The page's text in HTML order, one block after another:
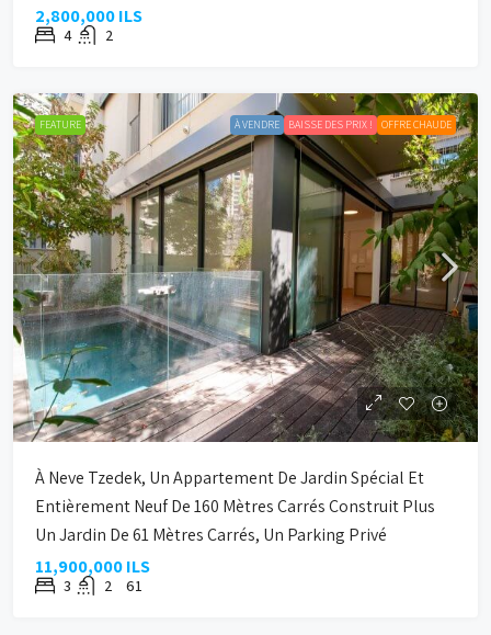
2,800,000 ILS
4 2
FEATURE À VENDRE BAISSE DES PRIX ! OFFRE CHAUDE
À Neve Tzedek, Un Appartement De Jardin Spécial Et
Entièrement Neuf De 160 Mètres Carrés Construit Plus
Un Jardin De 61 Mètres Carrés, Un Parking Privé
11,900,000 ILS
3 2 61